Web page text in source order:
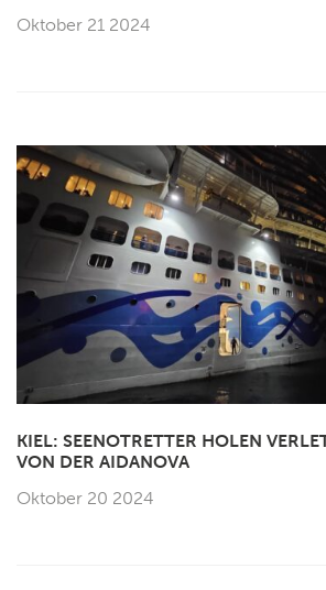
Oktober 21 2024
KIEL: SEENOTRETTER HOLEN
VON DER AIDANOVA
Oktober 20 2024